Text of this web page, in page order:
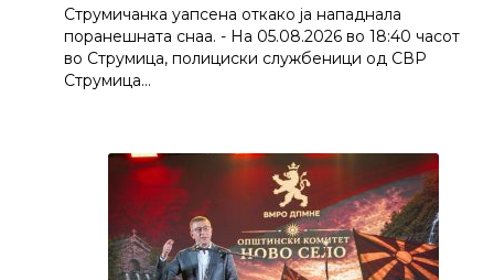
Струмичанка уапсена откако ја нападнала
поранешната снаа. - На 05.08.2026 во 18:40 часот
во Струмица, полициски службеници од СВР
Струмица…